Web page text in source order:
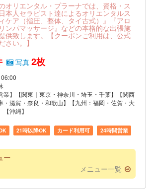
オリエンタル・プラーナでは、資格・ス
本人セラピスト達によるオリエンタルス
ケア（指圧、整体、タイ古式）』『アロ
ンパマッサージ』などの本格的な出張施
供致します。【クーポンご利用は、公式
さい。】
写真 2枚
業】【関東｜東京・神奈川・埼玉・千葉】【関西
・滋賀・奈良・和歌山】【九州：福岡・佐賀・大
沖縄】
21時以降OK カード利用可
24時間営業
ー
メニュー一覧